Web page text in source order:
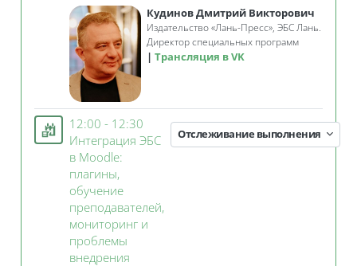
Кудинов Дмитрий Викторович
Издательство «Лань-Пресс», ЭБС Лань.
Директор специальных программ
Трансляция в VK
12:00 - 12:30
Интеграция ЭБС
в Moodle:
плагины,
обучение
преподавателей,
мониторинг и
проблемы
внедрения
Отслеживание выполнения